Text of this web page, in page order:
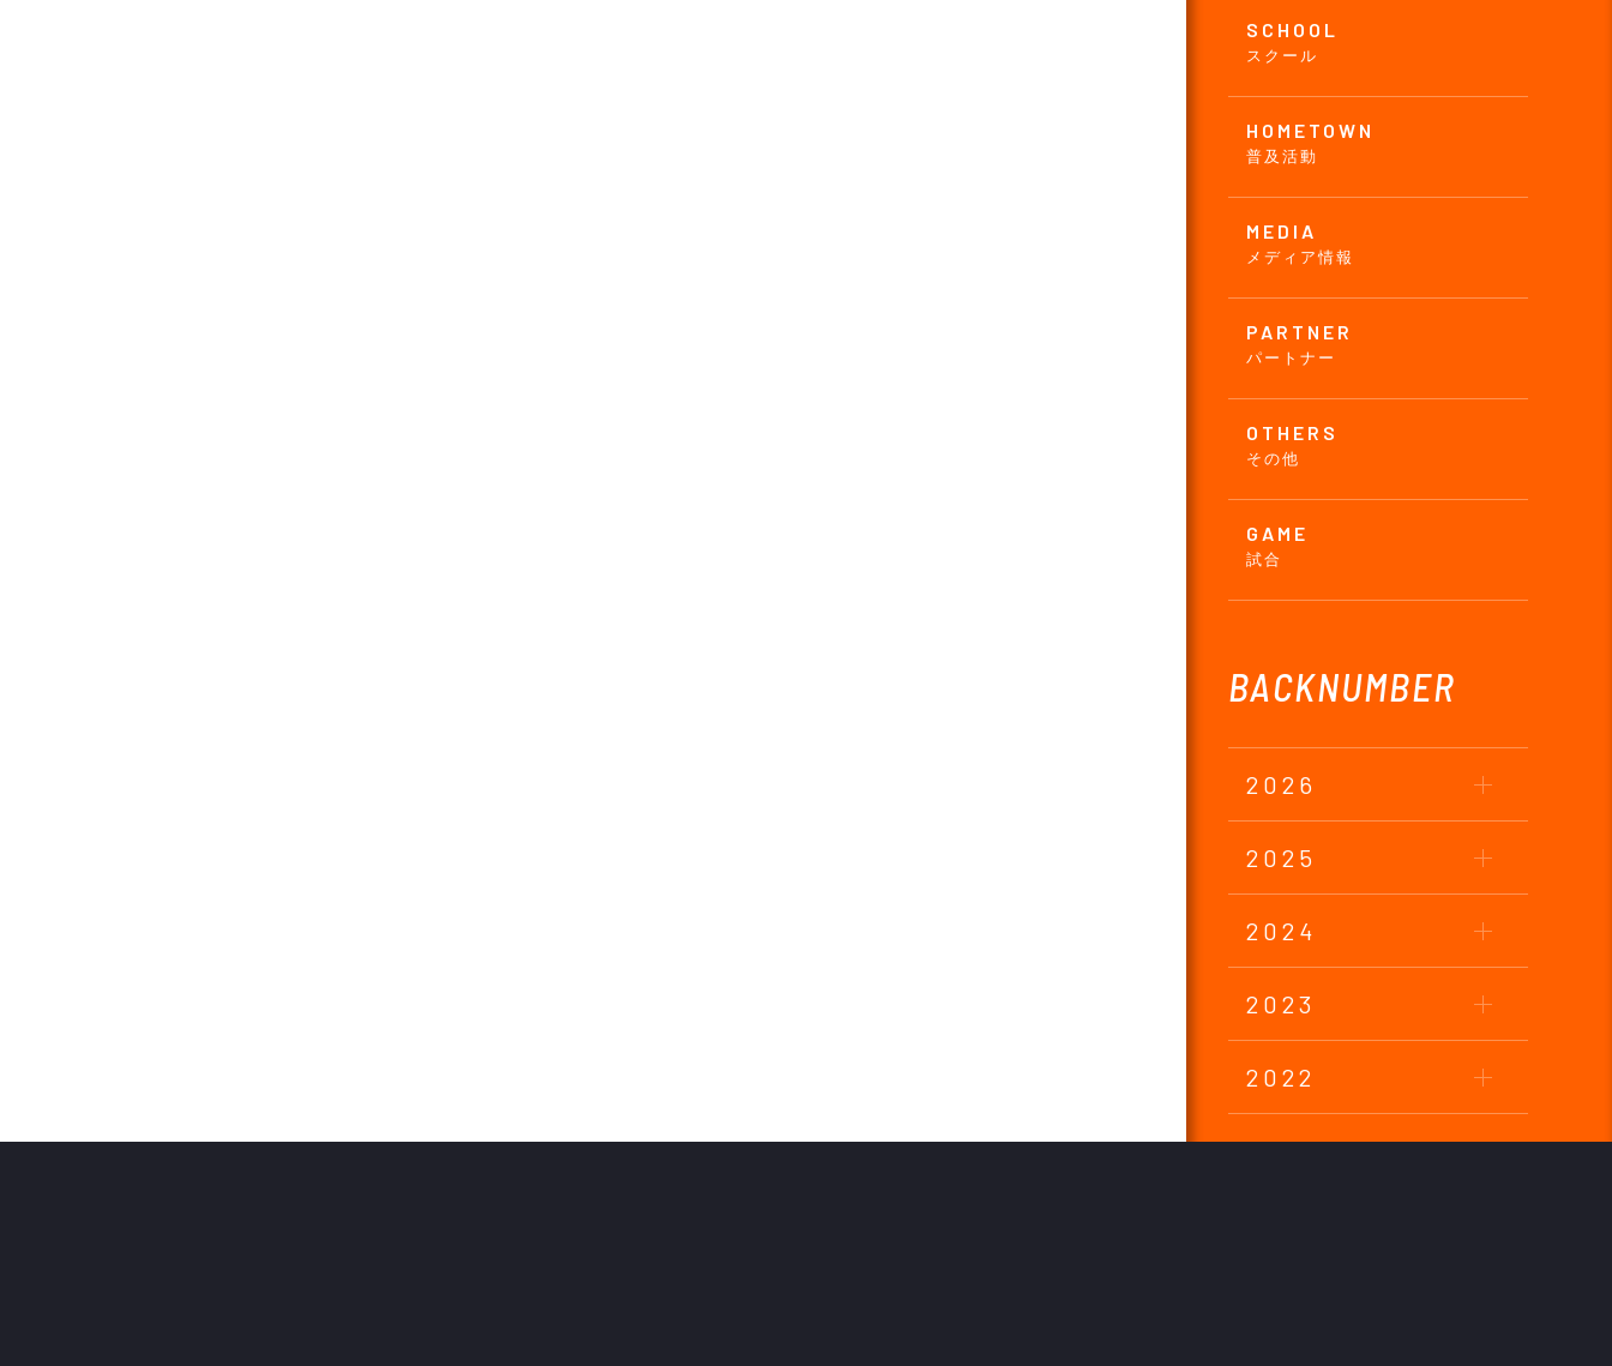
SCHOOL
スクール
HOMETOWN
普及活動
MEDIA
メディア情報
PARTNER
パートナー
OTHERS
その他
GAME
試合
BACKNUMBER
2026
2025
2024
2023
2022
2021